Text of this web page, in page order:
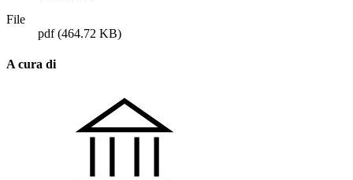
File
pdf(464.72 KB)
A cura di